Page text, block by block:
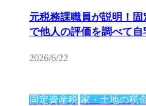
元税務課職員が説明！
で他人の評価を調べて
2026/6/22
固定資産税 家・土地の税